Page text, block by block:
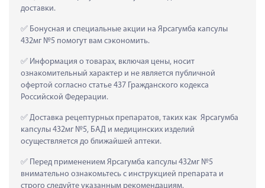
доставки.
Бонусная и специальные акции на Ярсагумба капсулы
432мг №5 помогут вам сэкономить.
Информация о товарах, включая цены, носит
ознакомительный характер и не является публичной
офертой согласно статье 437 Гражданского кодекса
Российской Федерации.
Доставка рецептурных препаратов, таких как  Ярсагумба
капсулы 432мг №5, БАД и медицинских изделий
осуществляется до ближайшей аптеки.
Перед применением Ярсагумба капсулы 432мг №5
внимательно ознакомьтесь с инструкцией препарата и
строго следуйте указанным рекомендациям.